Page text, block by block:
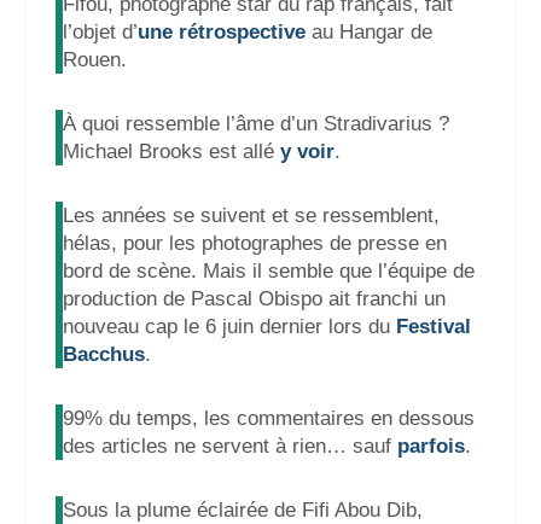
l’objet d’une rétrospective au Hangar de
Rouen.
À quoi ressemble l’âme d’un Stradivarius ?
Michael Brooks est allé y voir.
Les années se suivent et se ressemblent,
hélas, pour les photographes de presse en
bord de scène. Mais il semble que l’équipe de
production de Pascal Obispo ait franchi un
nouveau cap le 6 juin dernier lors du Festival
Bacchus.
99% du temps, les commentaires en dessous
des articles ne servent à rien… sauf parfois.
Sous la plume éclairée de Fifi Abou Dib,